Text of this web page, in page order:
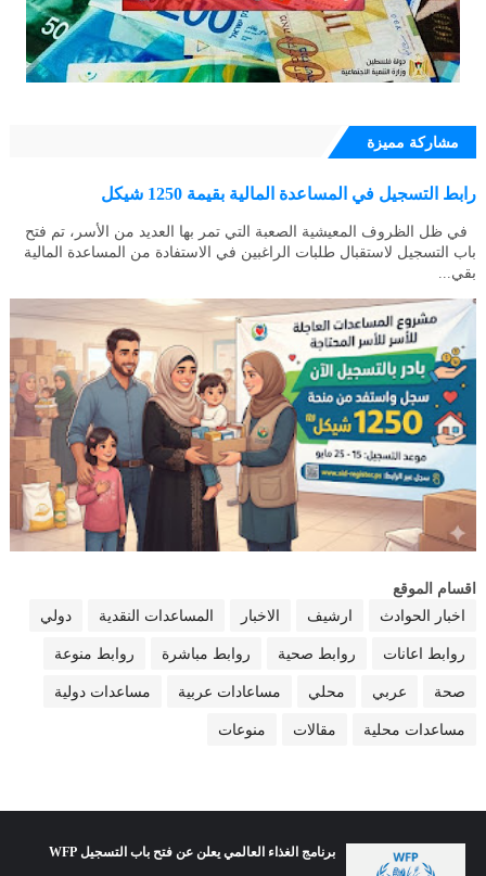
مشاركة مميزة
رابط التسجيل في المساعدة المالية بقيمة 1250 شيكل
في ظل الظروف المعيشية الصعبة التي تمر بها العديد من الأسر، تم فتح
باب التسجيل لاستقبال طلبات الراغبين في الاستفادة من المساعدة المالية
بقي...
اقسام الموقع
اخبار الحوادث
ارشيف الاخبار المساعدات النقدية دولي
روابط اعانات روابط صحية روابط مباشرة روابط منوعة
صحة عربي محلي مساعادات عربية مساعدات دولية
مساعدات محلية مقالات منوعات
برنامج الغذاء العالمي يعلن عن فتح باب التسجيل WFP